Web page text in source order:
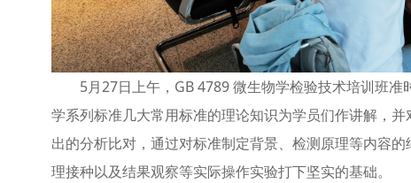
5月27日上午，GB 4789 微生物学检验技术培训班
学系列标准几大常用标准的理论知识为学员们作讲解，
出的分析比对，通过对标准制定背景、检测原理等内容
理接种以及结果观察等实际操作实验打下坚实的基础。